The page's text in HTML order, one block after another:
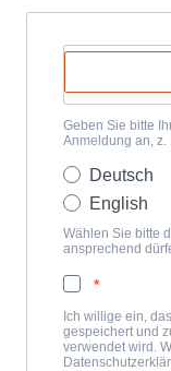
Geben Sie bitte
Anmeldung an, z.
Deutsch
English
Wählen Sie bitte
ansprechend
Ich willige ein,
gespeichert und
verwendet wird.